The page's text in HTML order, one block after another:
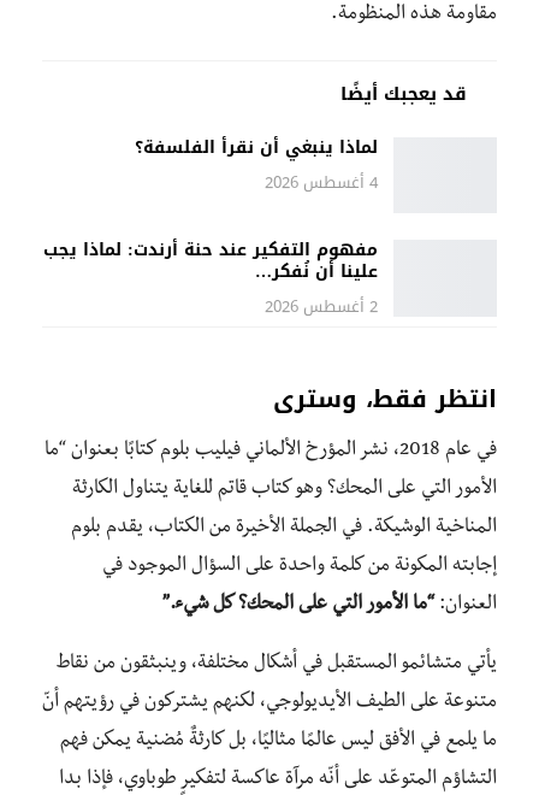
مقاومة هذه المنظومة.
قد يعجبك أيضًا
لماذا ينبغي أن نقرأ الفلسفة؟
4 أغسطس 2026
مفهوم التفكير عند حنة أرندت: لماذا يجب
علينا أن نُفكر…
2 أغسطس 2026
انتظر فقط، وسترى
في عام 2018، نشر المؤرخ الألماني فيليب بلوم كتابًا بعنوان “ما
الأمور التي على المحك؟ وهو كتاب قاتم للغاية يتناول الكارثة
المناخية الوشيكة. في الجملة الأخيرة من الكتاب، يقدم بلوم
إجابته المكونة من كلمة واحدة على السؤال الموجود في
العنوان: “ما الأمور التي على المحك؟ كل شيء.”
يأتي متشائمو المستقبل في أشكال مختلفة، وينبثقون من نقاط
متنوعة على الطيف الأيديولوجي، لكنهم يشتركون في رؤيتهم أنّ
ما يلمع في الأفق ليس عالمًا مثاليًا، بل كارثةٌ مُضنية يمكن فهم
التشاؤم المتوعّد على أنّه مرآة عاكسة لتفكيرٍ طوباوي، فإذا بدا